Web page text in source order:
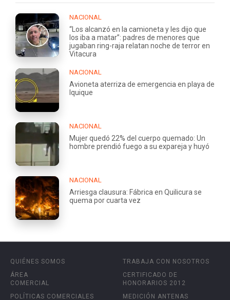
NACIONAL
“Los alcanzó en la camioneta y les dijo que
los iba a matar”: padres de menores que
jugaban ring-raja relatan noche de terror en
Vitacura
NACIONAL
Avioneta aterriza de emergencia en playa de
Iquique
NACIONAL
Mujer quedó 22% del cuerpo quemado: Un
hombre prendió fuego a su expareja y huyó
NACIONAL
Arriesga clausura: Fábrica en Quilicura se
quema por cuarta vez
QUIÉNES SOMOS
ÁREA
COMERCIAL
POLÍTICAS COMERCIALES
TRABAJA CON NOSOTROS
CERTIFICADO DE
HONORARIOS 2012
MEDICIÓN ANTENAS